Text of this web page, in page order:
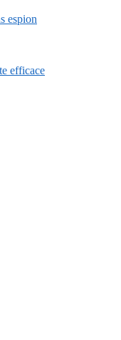
espion
efficace